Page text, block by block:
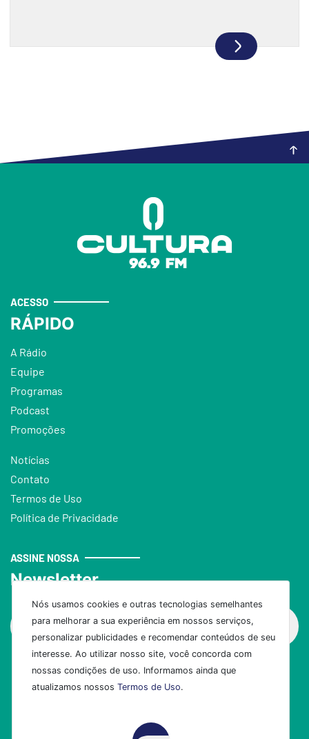
Nós usamos cookies e outras tecnologias semelhantes
para melhorar a sua experiência em nossos serviços,
personalizar publicidades e recomendar conteúdos de seu
interesse. Ao utilizar nosso site, você concorda com
nossas condições de uso. Informamos ainda que
atualizamos nossos Termos de Uso.
ACESSO
RÁPIDO
A Rádio
Equipe
Programas
Podcast
Promoções
Notícias
Contato
Termos de Uso
Política de Privacidade
ASSINE NOSSA
Newsletter
Assinar